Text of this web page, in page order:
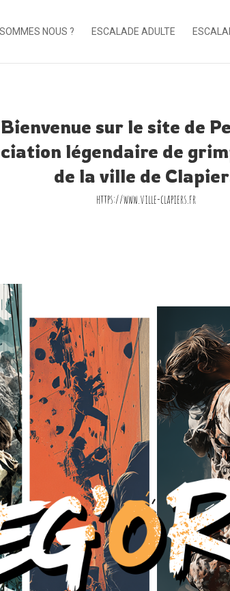
NOUS ? ESCALADE ADULTE
Bienvenue sur le site de
légendaire de
de la ville de
https://www.ville-clapiers.fr